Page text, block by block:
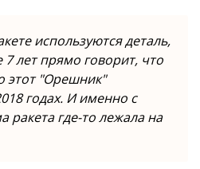
используются деталь,
лет прямо говорит, что
этот "Орешник"
годах. И именно с
ракета где-то лежала на